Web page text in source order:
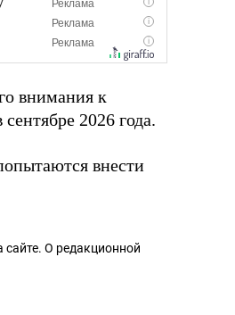
внимания к
2026 года.
внести
сайте. О редакционной